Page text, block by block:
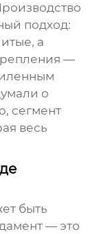
подход:
а
—
о
сегмент
весь
быть
— это